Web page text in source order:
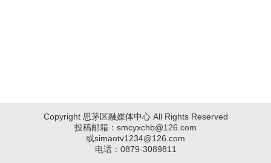
Copyright 思茅区融媒体中心 All Rights Reserved
投稿邮箱：smcyxchb@126.com
或simaotv1234@126.com
电话：0879-3089811